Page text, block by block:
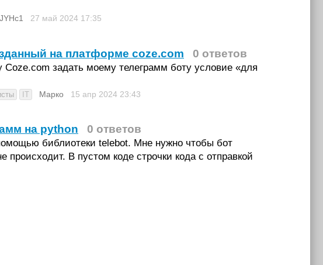
27 май 2024 17:35
на платформе coze.com 0 ответов
задать моему телеграмм боту условие «для
IT Марко 15 апр 2024 23:43
на python 0 ответов
библиотеки telebot. Мне нужно чтобы бот
В пустом коде строчки кода с отправкой